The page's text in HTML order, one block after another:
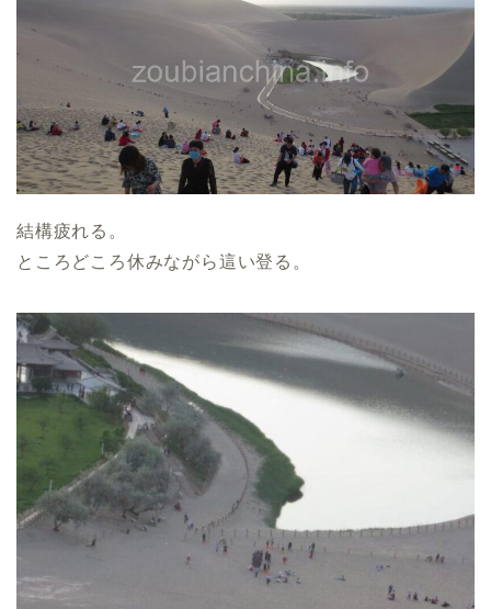
結構疲れる。
ところどころ休みながら這い登る。